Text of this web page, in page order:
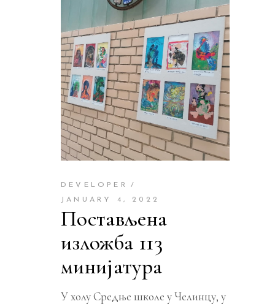
DEVELOPER
JANUARY 4, 2022
Постављена
изложба 113
минијатура
У холу Средње школе у Челинцу, у